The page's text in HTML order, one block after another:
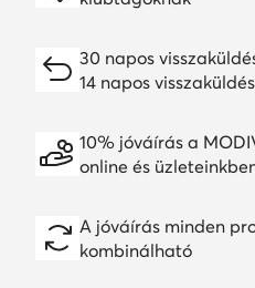
30 napos
14 napos
10% jóváírás a
online és
A jóváírás minden
kombinálható